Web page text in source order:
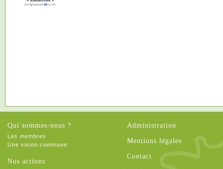
Qui sommes-nous ?
Les membres
Une vision commune
Nos actions
Administration
Mentions légales
Contact